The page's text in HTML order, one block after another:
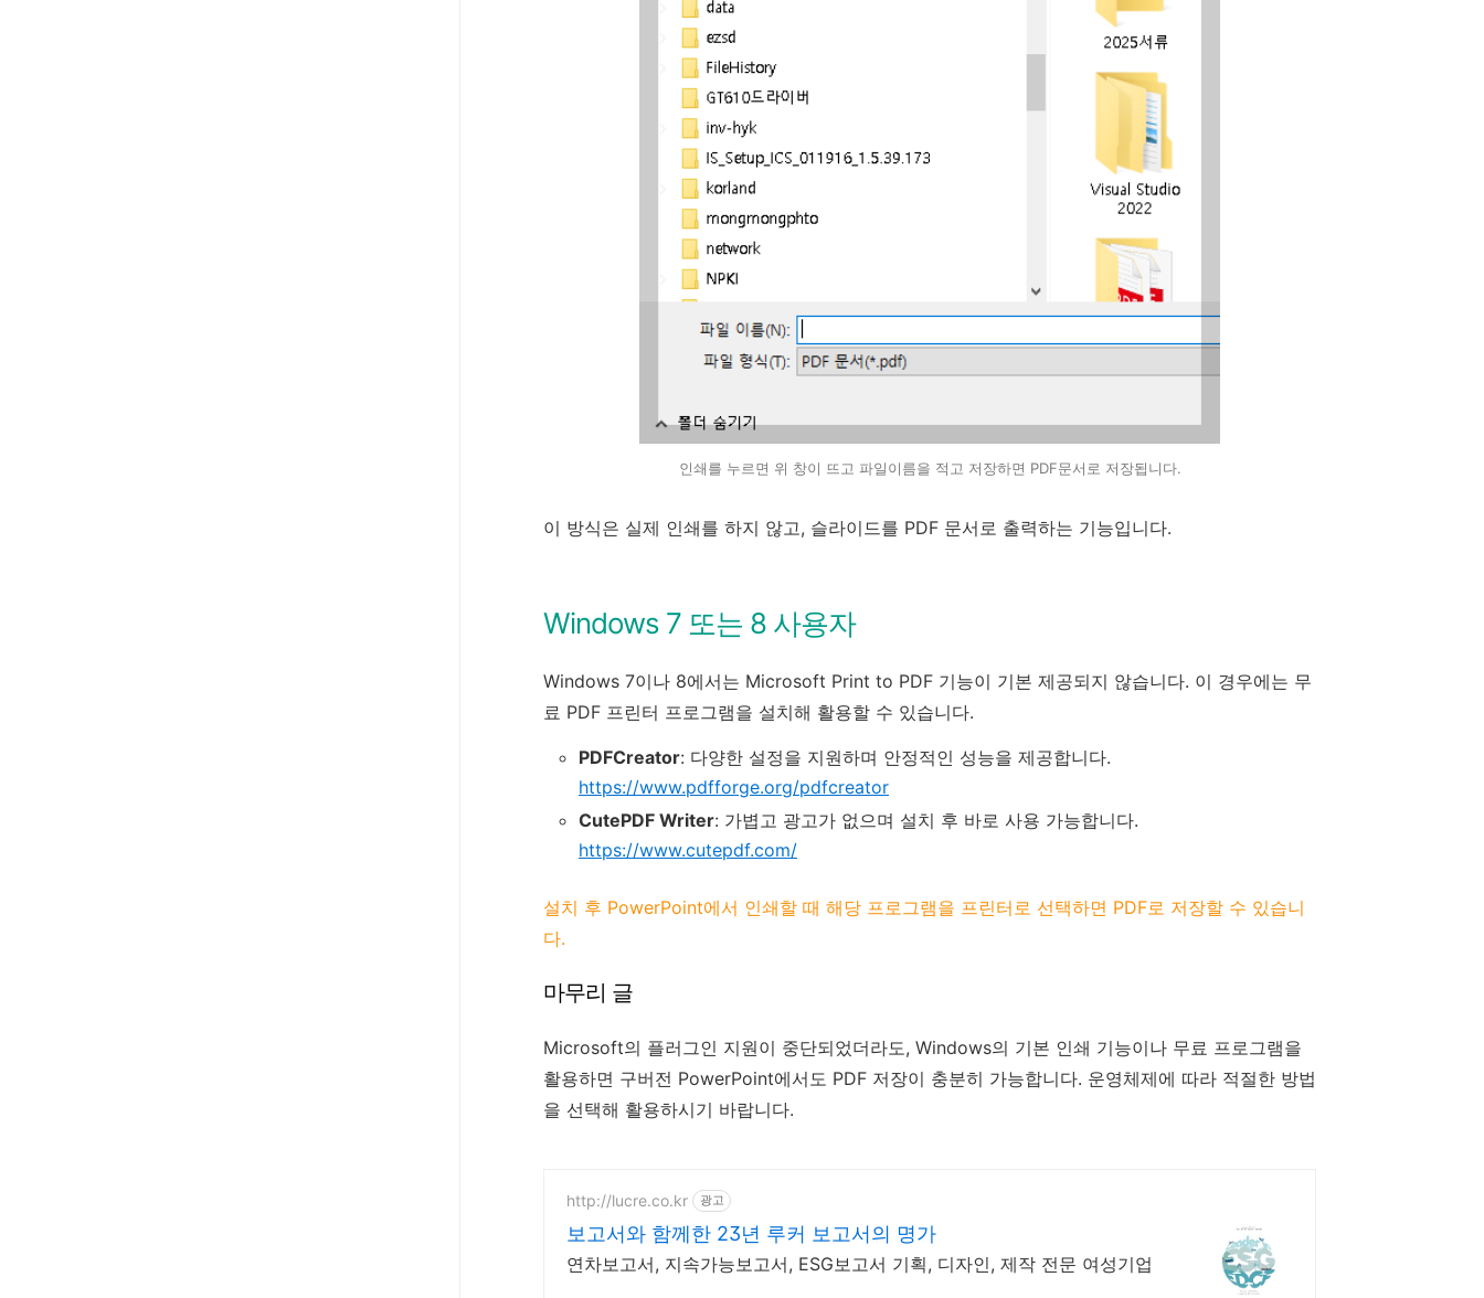
인쇄를 누르면 위 창이 뜨고 파일이름을 적고 저장하면 PDF문서로 저장됩니다.
이 방식은 실제 인쇄를 하지 않고, 슬라이드를 PDF 문서로 출력하는 기능입니다.
Windows 7 또는 8 사용자
Windows 7이나 8에서는 Microsoft Print to PDF 기능이 기본 제공되지 않습니다. 이 경우에는 무
료 PDF 프린터 프로그램을 설치해 활용할 수 있습니다.
PDFCreator: 다양한 설정을 지원하며 안정적인 성능을 제공합니다.
https://www.pdfforge.org/pdfcreator
CutePDF Writer: 가볍고 광고가 없으며 설치 후 바로 사용 가능합니다.
https://www.cutepdf.com/
설치 후 PowerPoint에서 인쇄할 때 해당 프로그램을 프린터로 선택하면 PDF로 저장할 수 있습니
다.
마무리 글
Microsoft의 플러그인 지원이 중단되었더라도, Windows의 기본 인쇄 기능이나 무료 프로그램을
활용하면 구버전 PowerPoint에서도 PDF 저장이 충분히 가능합니다. 운영체제에 따라 적절한 방법
을 선택해 활용하시기 바랍니다.
http://lucre.co.kr 광고
보고서와 함께한 23년 루커 보고서의 명가
연차보고서, 지속가능보고서, ESG보고서 기획, 디자인, 제작 전문 여성기업